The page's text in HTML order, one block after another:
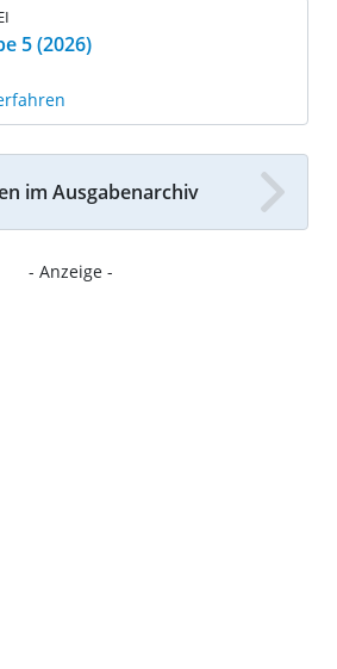
5 (2026)
im Ausgabenarchiv
- Anzeige -